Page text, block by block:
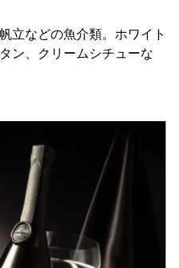
立などの魚介類。ホワイト
ン、クリームシチューな